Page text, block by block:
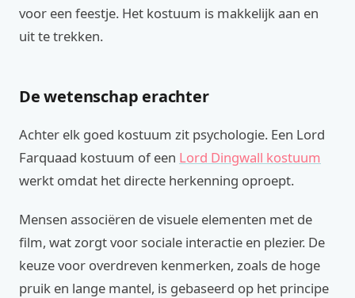
voor een feestje. Het kostuum is makkelijk aan en
uit te trekken.
De wetenschap erachter
Achter elk goed kostuum zit psychologie. Een Lord
Farquaad kostuum of een Lord Dingwall kostuum
werkt omdat het directe herkenning oproept.
Mensen associëren de visuele elementen met de
film, wat zorgt voor sociale interactie en plezier. De
keuze voor overdreven kenmerken, zoals de hoge
pruik en lange mantel, is gebaseerd op het principe